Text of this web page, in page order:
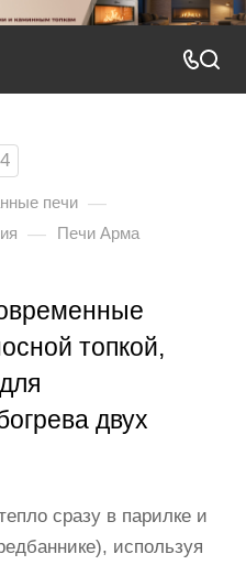
4
печи —
— Печи Арма
топкой,
двух
сразу в парилке и
используя